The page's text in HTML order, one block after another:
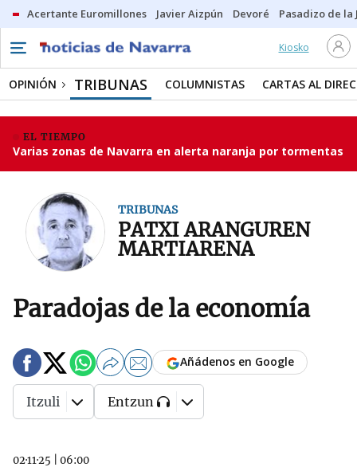
Acertante Euromillones Javier Aizpún Devoré Pasadizo de la
Kiosko
OPINIÓN TRIBUNAS COLUMNISTAS CARTAS AL
EL TIEMPO
Varias zonas de Navarra en alerta naranja por tormentas
TRIBUNAS
PATXI ARANGUREN
MARTIARENA
Paradojas de la economía
02·11·25 06:00
Añádenos en Google
Itzuli Entzun